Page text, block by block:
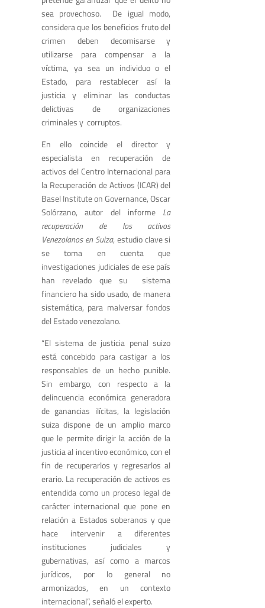
sea provechoso. De igual modo,
considera que los beneficios fruto del
crimen deben decomisarse y
utilizarse para compensar a la
víctima, ya sea un individuo o el
Estado, para restablecer así la
justicia y eliminar las conductas
delictivas de organizaciones
criminales y corruptos.
En ello coincide el director y
especialista en recuperación de
activos del Centro Internacional para
la Recuperación de Activos (ICAR) del
Basel Institute on Governance, Oscar
Solórzano, autor del informe La
recuperación de los activos
Venezolanos en Suiza, estudio clave si
se toma en cuenta que
investigaciones judiciales de ese país
han revelado que su sistema
financiero ha sido usado, de manera
sistemática, para malversar fondos
del Estado venezolano.
“El sistema de justicia penal suizo
está concebido para castigar a los
responsables de un hecho punible.
Sin embargo, con respecto a la
delincuencia económica generadora
de ganancias ilícitas, la legislación
suiza dispone de un amplio marco
que le permite dirigir la acción de la
justicia al incentivo económico, con el
fin de recuperarlos y regresarlos al
erario. La recuperación de activos es
entendida como un proceso legal de
carácter internacional que pone en
relación a Estados soberanos y que
hace intervenir a diferentes
instituciones judiciales y
gubernativas, así como a marcos
jurídicos, por lo general no
armonizados, en un contexto
internacional”, señaló el experto.